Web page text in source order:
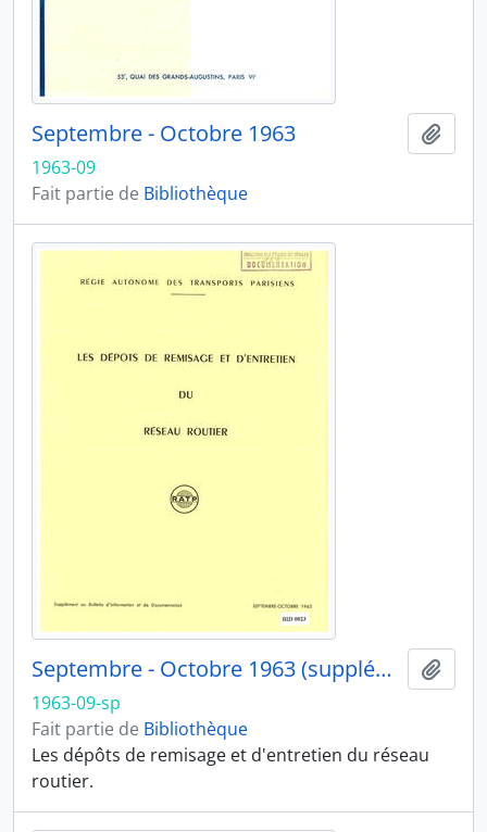
Septembre - Octobre 1963
1963-09
Fait partie de Bibliothèque
Septembre - Octobre 1963 (supplément)
1963-09-sp
Fait partie de Bibliothèque
Les dépôts de remisage et d'entretien du réseau
routier.